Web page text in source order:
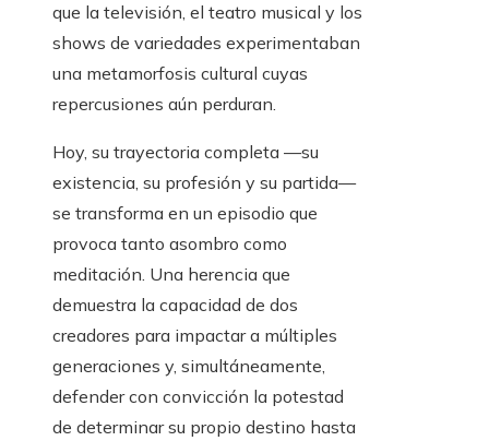
que la televisión, el teatro musical y los
shows de variedades experimentaban
una metamorfosis cultural cuyas
repercusiones aún perduran.
Hoy, su trayectoria completa —su
existencia, su profesión y su partida—
se transforma en un episodio que
provoca tanto asombro como
meditación. Una herencia que
demuestra la capacidad de dos
creadores para impactar a múltiples
generaciones y, simultáneamente,
defender con convicción la potestad
de determinar su propio destino hasta